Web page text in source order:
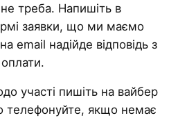
треба. Напишіть в
заявки, що ми маємо
email надійде відповідь з
участі пишіть на вайбер
телефонуйте, якщо немає